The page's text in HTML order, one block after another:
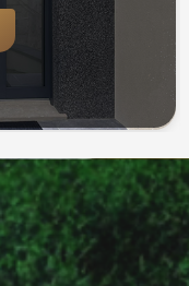
DÉCOUVRIR !